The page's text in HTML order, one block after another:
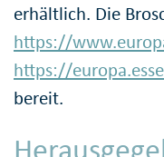
erhältlich. Die
https://
https://
bereit.